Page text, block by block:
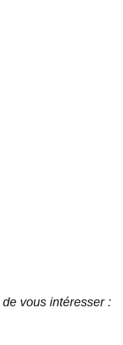
vous intéresser :